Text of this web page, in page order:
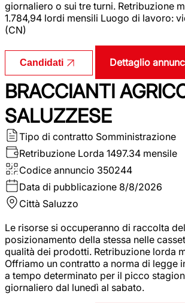
giornaliero o sui tre turni. Retribuzione
1.784,94 lordi mensili Luogo di lavoro:
(CN)
Candidati Dettaglio
BRACCIANTI
SALUZZESE
Tipo di contratto Somministrazione
Retribuzione Lorda 1497.34 mensile
Codice annuncio 350244
Data di pubblicazione 8/8/2026
Città Saluzzo
Le risorse si occuperanno di raccolta
posizionamento della stessa nelle
qualità dei prodotti. Retribuzione lorda
Offriamo un contratto a norma di legge
a tempo determinato per il picco
giornaliero dal lunedì al sabato.